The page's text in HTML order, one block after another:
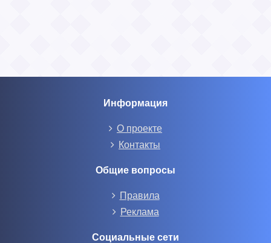
Информация
О проекте
Контакты
Общие вопросы
Правила
Реклама
Социальные сети